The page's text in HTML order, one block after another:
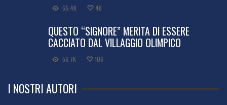
66.4K 48
QUESTO “SIGNORE” MERITA DI ESSERE
CACCIATO DAL VILLAGGIO OLIMPICO
56.7K 106
I NOSTRI AUTORI